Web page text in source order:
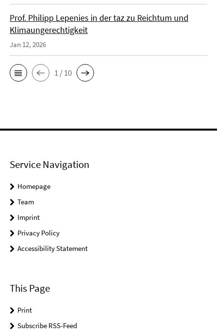
Prof. Philipp Lepenies in der taz zu Reichtum und
Klimaungerechtigkeit
Jan 12, 2026
1 / 10
Service Navigation
Homepage
Team
Imprint
Privacy Policy
Accessibility Statement
This Page
Print
Subscribe RSS-Feed